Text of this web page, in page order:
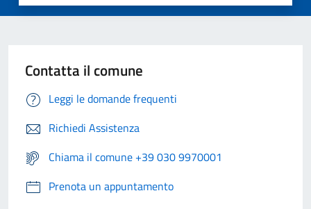
Contatta il comune
Leggi le domande frequenti
Richiedi Assistenza
Chiama il comune +39 030 9970001
Prenota un appuntamento